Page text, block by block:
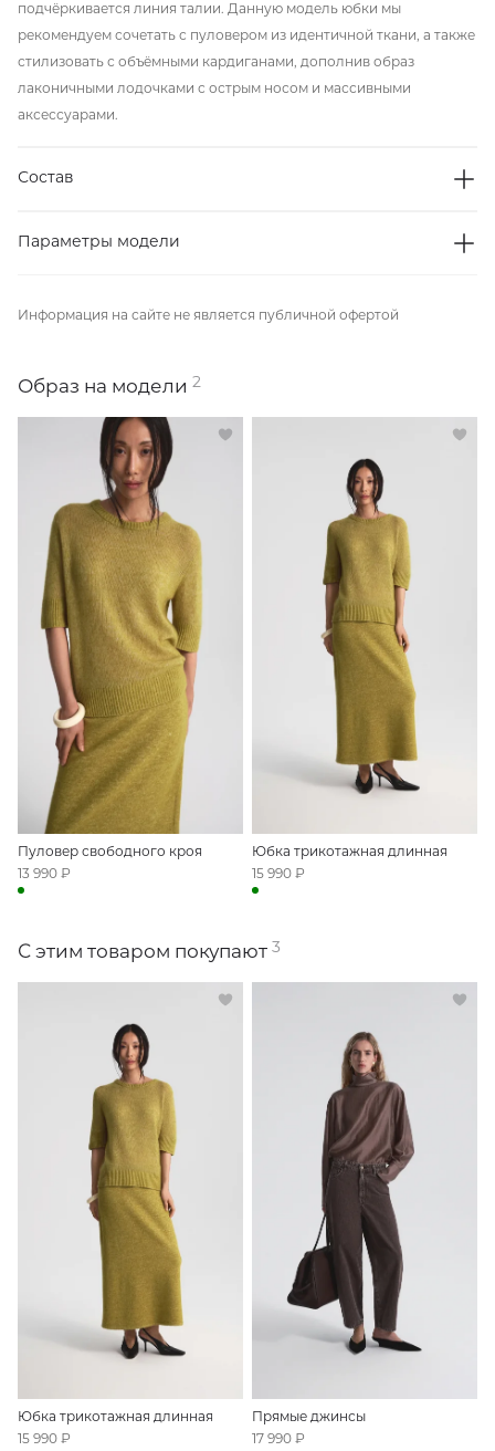
подчёркивается линия талии. Данную модель юбки мы
рекомендуем сочетать с пуловером из идентичной ткани, а также
стилизовать с объёмными кардиганами, дополнив образ
лаконичными лодочками с острым носом и массивными
аксессуарами.
Состав
Параметры модели
Информация на сайте не является публичной офертой
Образ на модели 2
Пуловер свободного кроя
13 990 ₽
Юбка трикотажная длинная
15 990 ₽
С этим товаром покупают 3
Юбка трикотажная длинная
15 990 ₽
Прямые джинсы
17 990 ₽